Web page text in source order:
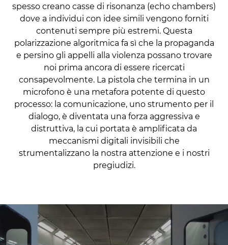
spesso creano casse di risonanza (echo chambers)
dove a individui con idee simili vengono forniti
contenuti sempre più estremi. Questa
polarizzazione algoritmica fa sì che la propaganda
e persino gli appelli alla violenza possano trovare
noi prima ancora di essere ricercati
consapevolmente. La pistola che termina in un
microfono è una metafora potente di questo
processo: la comunicazione, uno strumento per il
dialogo, è diventata una forza aggressiva e
distruttiva, la cui portata è amplificata da
meccanismi digitali invisibili che
strumentalizzano la nostra attenzione e i nostri
pregiudizi.